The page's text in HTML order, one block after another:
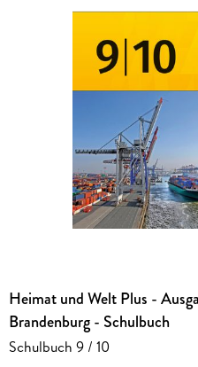
Heimat und Welt Plus -
Brandenburg - Schulbuch
Schulbuch 9 / 10